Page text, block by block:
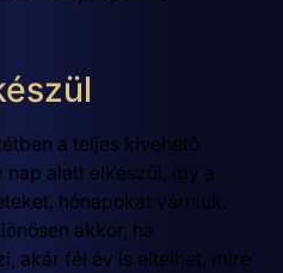
a teljes kivehető
alatt elkészül, így a
hónapokat várniuk.
akkor, ha
akár fél év is eltelhet, mire